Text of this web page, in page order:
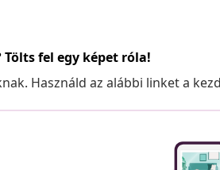
fel egy képet róla!
Használd az alábbi linket a